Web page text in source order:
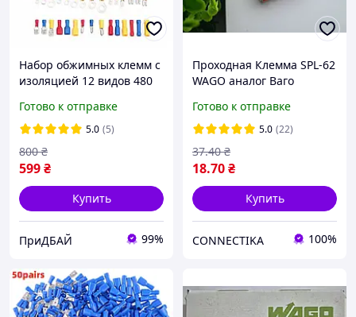
Набор обжимных клемм с
изоляцией 12 видов 480
Готово к отправке
5.0 (5)
599₴
800 ₴
Купить
ПриДБАЙ 99%
Проходная Клемма SPL-62
WAGO аналог Ваго
проходной 2+6, 2 входа-6
выходов (0,08-4 мм2)
Готово к отправке
5.0 (22)
18.70₴
37.40 ₴
Купить
CONNECTIKA 100%